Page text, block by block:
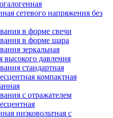
сетевого напряжения без
в форме свечи
в форме шара
зеркальная
высокого давления
стандартная
компактная
с отражателем
низковольтная с